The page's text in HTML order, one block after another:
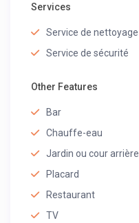
Services
Service de nettoyage
Service de sécurité
Other Features
Bar
Chauffe-eau
Jardin ou cour arrière
Placard
Restaurant
TV